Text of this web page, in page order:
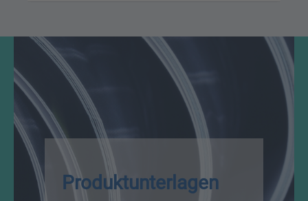
Produktunterlagen